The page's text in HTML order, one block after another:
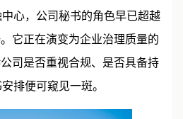
心，公司秘书的角色早已超越
它正在演变为企业治理质量的
司是否重视合规、是否具备持
排便可窥见一斑。